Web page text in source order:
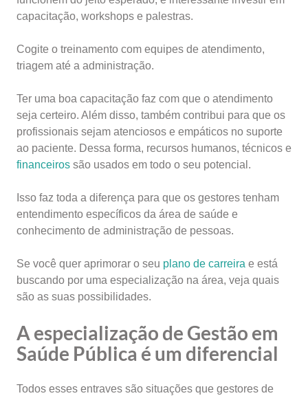
capacitação, workshops e palestras.
Cogite o treinamento com equipes de atendimento,
triagem até a administração.
Ter uma boa capacitação faz com que o atendimento
seja certeiro. Além disso, também contribui para que os
profissionais sejam atenciosos e empáticos no suporte
ao paciente. Dessa forma, recursos humanos, técnicos e
financeiros são usados em todo o seu potencial.
Isso faz toda a diferença para que os gestores tenham
entendimento específicos da área de saúde e
conhecimento de administração de pessoas.
Se você quer aprimorar o seu plano de carreira e está
buscando por uma especialização na área, veja quais
são as suas possibilidades.
A especialização de Gestão em
Saúde Pública é um diferencial
Todos esses entraves são situações que gestores de